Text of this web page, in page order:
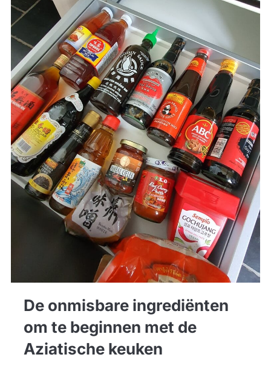
De onmisbare ingrediënten
om te beginnen met de
Aziatische keuken